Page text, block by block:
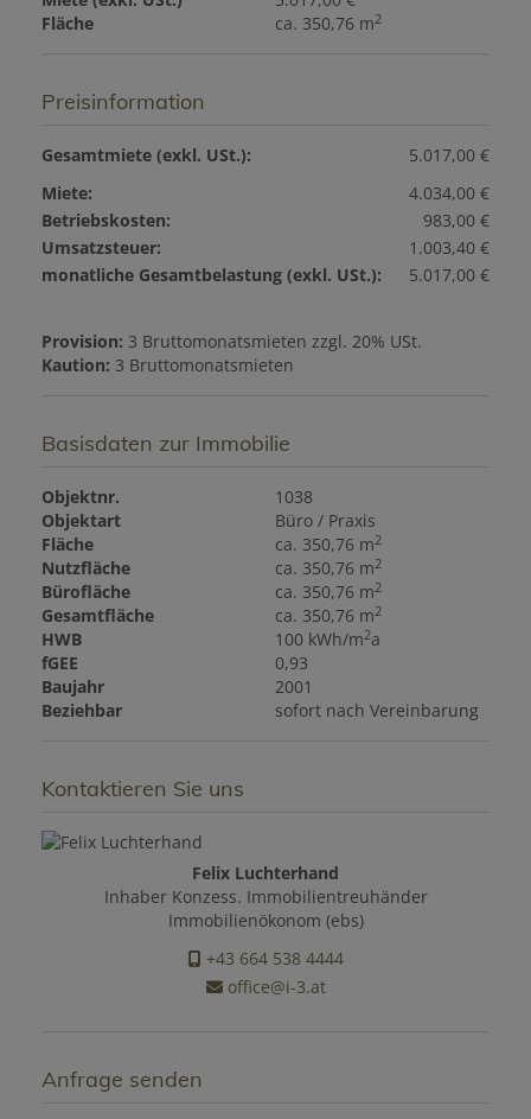
Fläche
ca. 350,76 m2
Preisinformation
Gesamtmiete (exkl. USt.):
5.017,00 €
Miete:
4.034,00 €
Betriebskosten:
983,00 €
Umsatzsteuer:
1.003,40 €
monatliche Gesamtbelastung (exkl. USt.):
5.017,00 €
Provision: 3 Bruttomonatsmieten zzgl. 20% USt.
Kaution: 3 Bruttomonatsmieten
Basisdaten zur Immobilie
Objektnr.
1038
Objektart
Büro / Praxis
Fläche
ca. 350,76 m2
Nutzfläche ca. 350,76 m2
Bürofläche ca. 350,76 m2
Gesamtfläche ca. 350,76 m2
HWB 100 kWh/m2a
fGEE
0,93
Baujahr
2001
Beziehbar
sofort nach Vereinbarung
Kontaktieren Sie uns
Felix Luchterhand
Inhaber Konzess. Immobilientreuhänder
Immobilienökonom (ebs)
+43 664 538 4444
office@i-3.at
Anfrage senden